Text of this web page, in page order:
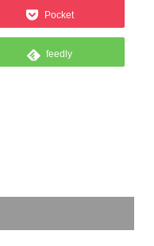
Pocket
feedly